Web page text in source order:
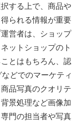
する上で、商品や
られる情報が重要
営者は、ショップ
ットショップのト
とはもちろん、認
どでのマーケティ
品写真のクオリテ
景処理など画像加
門の担当者や写真